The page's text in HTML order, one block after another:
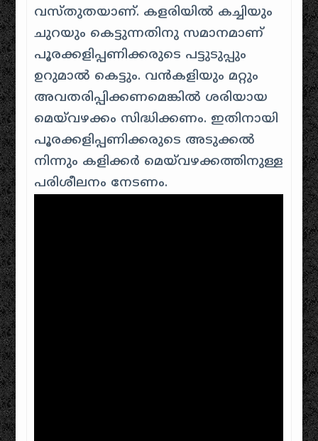
വസ്തുതയാണ്‌. കളരിയിൽ കച്ചിയും
ചുറയും കെട്ടുന്നതിനു സമാനമാണ്‌
പൂരക്കളിപ്പണിക്കരുടെ പട്ടുടുപ്പും
ഉറുമാൽ കെട്ടും. വൻകളിയും മറ്റും
അവതരിപ്പിക്കണമെങ്കിൽ ശരിയായ
മെയ്‌വഴക്കം സിദ്ധിക്കണം. ഇതിനായി
പൂരക്കളിപ്പണിക്കരുടെ അടുക്കൽ
നിന്നും കളിക്കർ മെയ്‌വഴക്കത്തിനുള്ള
പരിശീലനം നേടണം.